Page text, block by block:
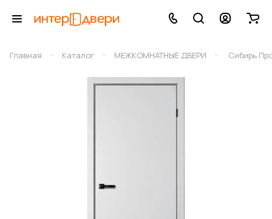
Главная – Каталог – МЕЖКОМНАТНЫЕ ДВЕРИ – Сибирь